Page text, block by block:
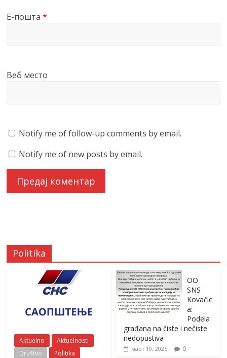
Е-пошта*
Веб место
Notify me of follow-up comments by email.
Notify me of new posts by email.
Politika
Aktuelno
Aktuelnosti
Društvo
Politika
OO
SNS
Kovačic
a:
Podela
građana na čiste i nečiste
nedopustiva
март 10, 2025 0